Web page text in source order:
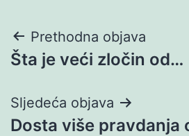
Navigacija
objava
Prethodna objava
Šta je veći zločin od…
Sljedeća objava
Dosta više pravdanja